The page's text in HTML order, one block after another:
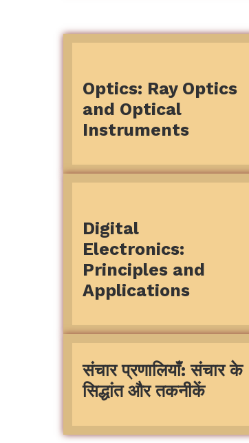
Optics: Ray Optics
and Optical
Instruments
Digital
Electronics:
Principles and
Applications
संचार प्रणालियाँ: संचार के
सिद्धांत और तकनीकें